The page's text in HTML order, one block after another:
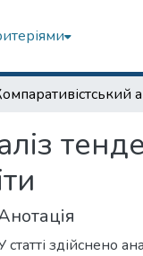
статті здійснено